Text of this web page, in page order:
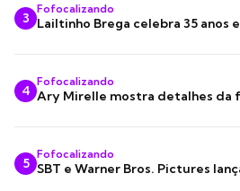
3
Fofocalizando
Lailtinho Brega celebra 35 anos
4
Fofocalizando
Ary Mirelle mostra detalhes da
5
Fofocalizando
SBT e Warner Bros. Pictures